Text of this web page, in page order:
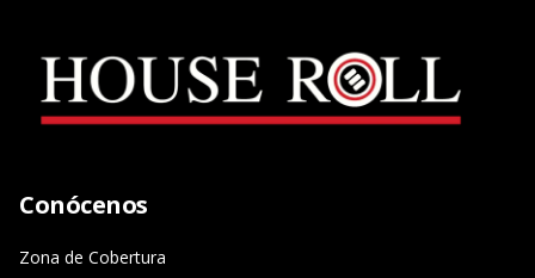
Conócenos
Zona de Cobertura